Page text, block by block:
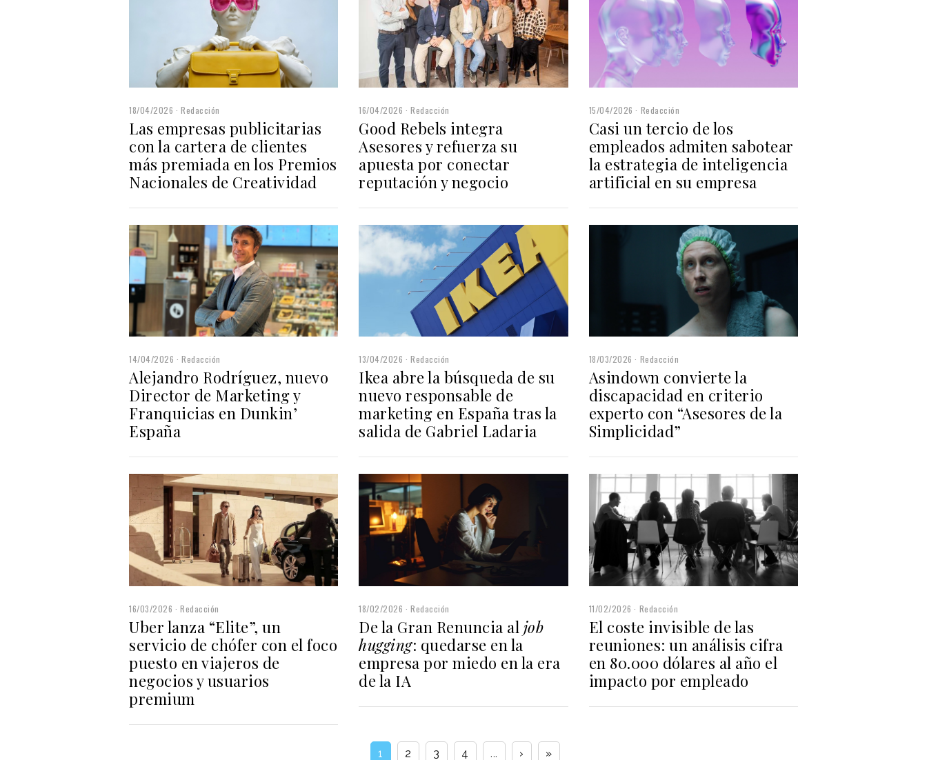
18/04/2026 Redacción
Las empresas publicitarias
con la cartera de clientes
más premiada en los Premios
Nacionales de Creatividad
16/04/2026 Redacción
Good Rebels integra
Asesores y refuerza su
apuesta por conectar
reputación y negocio
15/04/2026 Redacción
Casi un tercio de los
empleados admiten sabotear
la estrategia de inteligencia
artificial en su empresa
14/04/2026 Redacción
Alejandro Rodríguez, nuevo
Director de Marketing y
Franquicias en Dunkin’
España
13/04/2026 Redacción
Ikea abre la búsqueda de su
nuevo responsable de
marketing en España tras la
salida de Gabriel Ladaria
18/03/2026 Redacción
Asindown convierte la
discapacidad en criterio
experto con “Asesores de la
Simplicidad”
16/03/2026 Redacción
Uber lanza “Elite”, un
servicio de chófer con el foco
puesto en viajeros de
negocios y usuarios
premium
18/02/2026 Redacción
De la Gran Renuncia al job
hugging: quedarse en la
empresa por miedo en la era
de la IA
11/02/2026 Redacción
El coste invisible de las
reuniones: un análisis cifra
en 80.000 dólares al año el
impacto por empleado
1 2 3 4 ... › »